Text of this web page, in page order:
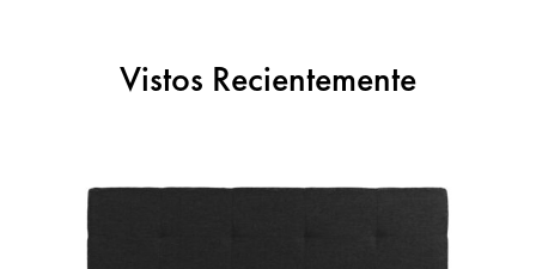
Vistos Recientemente